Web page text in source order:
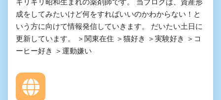
ギリギリ昭和生まれの薬剤師です。 当ブログは、資産形
成をしてみたいけど何をすればいいのかわからない！と
いう方に向けて情報発信していきます。 だいたい土日に
更新しています。 ＞関東在住 ＞猫好き ＞実験好き ＞コ
ーヒー好き ＞運動嫌い